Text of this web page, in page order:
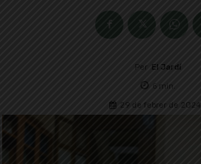
Per El Jardí
6min.
29 de febrer de 2024